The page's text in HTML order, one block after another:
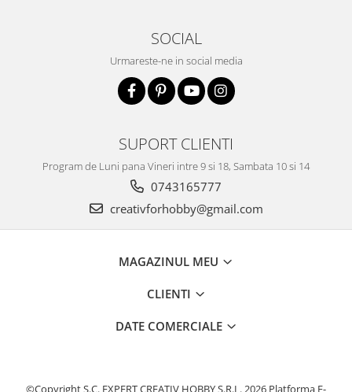
SOCIAL
Urmareste-ne in social media
SUPORT CLIENTI
Program de Luni pana Vineri intre 9 si 18, Sambata 10 si 14
0743165777
creativforhobby@gmail.com
MAGAZINUL MEU
CLIENTI
DATE COMERCIALE
©Copyright S.C. EXPERT CREATIV HOBBY S.R.L. 2026 Platforma E-